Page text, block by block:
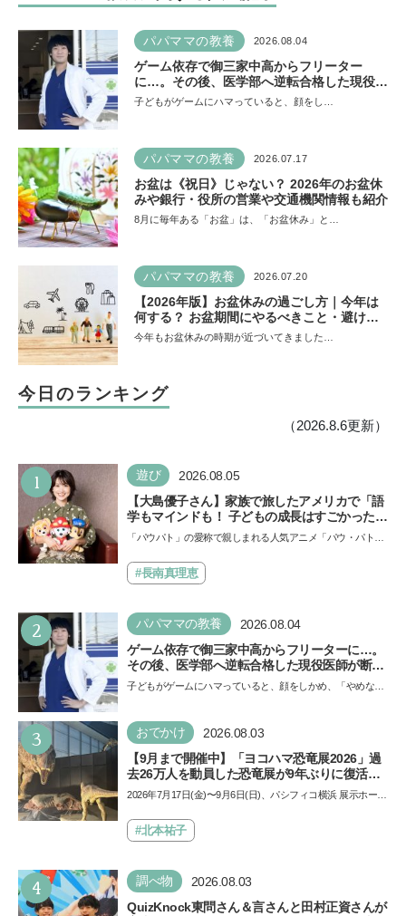
パパママの教養 2026.08.04
ゲーム依存で御三家中高からフリーター
に…。その後、医学部へ逆転合格した現役医
師が断言「ゲームの経験が受験勉強に役立っ
子どもがゲームにハマっていると、顔をし…
パパママの教養 2026.07.17
お盆は《祝日》じゃない？ 2026年のお盆休
みや銀行・役所の営業や交通機関情報も紹介
8月に毎年ある「お盆」は、「お盆休み」と…
パパママの教養 2026.07.20
【2026年版】お盆休みの過ごし方｜今年は
何する？ お盆期間にやるべきこと・避ける
ことは
今年もお盆休みの時期が近づいてきました…
今日のランキング
（2026.8.6更新）
1 遊び 2026.08.05
【大島優子さん】家族で旅したアメリカで「語
学もマインドも！ 子どもの成長はすごかった」
声優をつとめた映画『パウ・パトロール ザ・ダ
できると子どもに知ってほしい
「パウパト」の愛称で親しまれる人気アニメ「パウ・パトロ
ザ…
#長南真理恵
2 パパママの教養 2026.08.04
ゲーム依存で御三家中高からフリーターに…。
その後、医学部へ逆転合格した現役医師が断言
「ゲームの経験が受験勉強に役立った」そう考
子どもがゲームにハマっていると、顔をしかめ、「やめなさ
い…
3 おでかけ 2026.08.03
【9月まで開催中】「ヨコハマ恐竜展2026」過
去26万人を動員した恐竜展が9年ぶりに復活！
夏休みのおでかけで楽しむポイントを完全ガイ
2026年7月17日(金)〜9月6日(日)、パシフィコ横浜 展示ホール
催…
#北本祐子
4 調べ物 2026.08.03
QuizKnock東問さん＆言さんと田村正資さんが